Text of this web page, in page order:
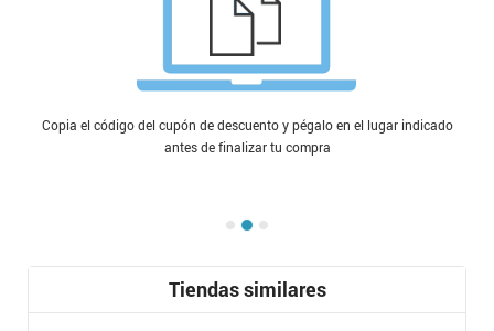
Copia el código del cupón de descuento y pégalo en el lugar indicado
antes de finalizar tu compra
Tiendas similares